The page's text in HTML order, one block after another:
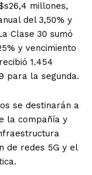
millones,
del 3,50% y
Clase 30 sumó
y vencimiento
1.454
para la segunda.
se destinarán a
la compañía y
de redes 5G y el